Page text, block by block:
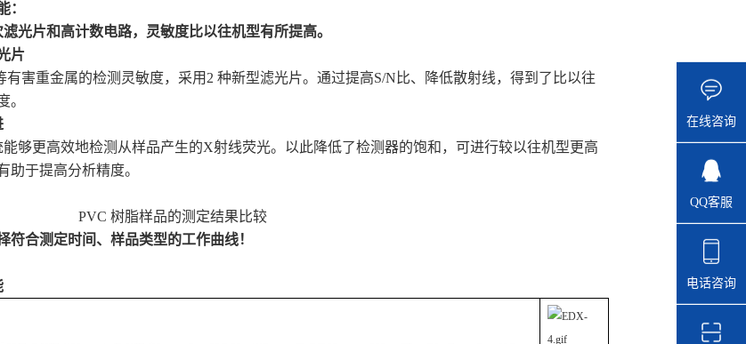
：
光片和高计数电路，灵敏度比以往机型有所提高。
片
有害重金属的检测灵敏度，采用2 种新型滤光片。通过提高S/N比、降低散射线，得到了比以往
。
够更高效地检测从样品产生的X射线荧光。以此降低了检测器的饱和，可进行较以往机型更高
助于提高分析精度。
样品的测定结果比较
符合测定时间、样品类型的工作曲线！
在线咨询
QQ客服
电话咨询